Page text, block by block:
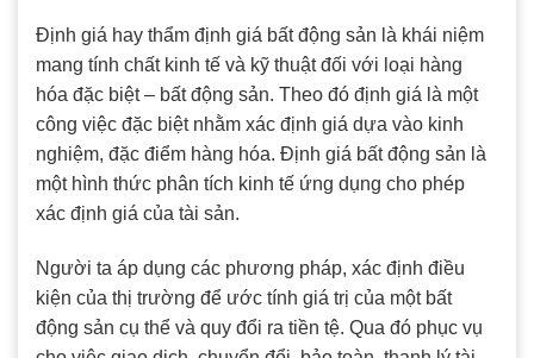
Định giá hay thẩm định giá bất động sản là khái niệm
mang tính chất kinh tế và kỹ thuật đối với loại hàng
hóa đặc biệt – bất động sản. Theo đó định giá là một
công việc đặc biệt nhằm xác định giá dựa vào kinh
nghiệm, đặc điểm hàng hóa. Định giá bất động sản là
một hình thức phân tích kinh tế ứng dụng cho phép
xác định giá của tài sản.
Người ta áp dụng các phương pháp, xác định điều
kiện của thị trường để ước tính giá trị của một bất
động sản cụ thể và quy đổi ra tiền tệ. Qua đó phục vụ